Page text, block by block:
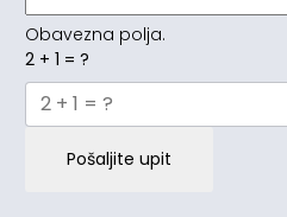
Obavezna polja.
2 + 1 = ?
Pošaljite upit